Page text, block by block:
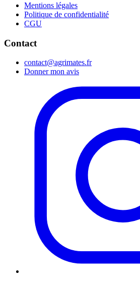
Mentions légales
Politique de confidentialité
CGU
Contact
contact@agrimates.fr
Donner mon avis